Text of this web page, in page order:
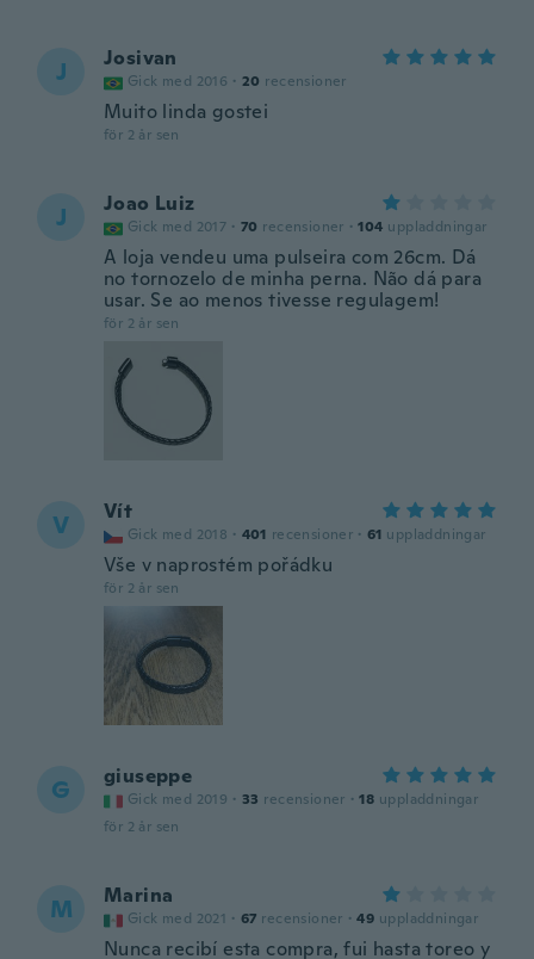
J Josivan
Gick med 2016 · 20 recensioner
Muito linda gostei
för 2 år sen
J Joao Luiz
Gick med 2017 · 70 recensioner · 104 uppladdningar
A loja vendeu uma pulseira com 26cm. Dá
no tornozelo de minha perna. Não dá para
usar. Se ao menos tivesse regulagem!
för 2 år sen
V Vít
Gick med 2018 · 401 recensioner · 61 uppladdningar
Vše v naprostém pořádku
för 2 år sen
G giuseppe
Gick med 2019 · 33 recensioner · 18 uppladdningar
för 2 år sen
M Marina
Gick med 2021 · 67 recensioner · 49 uppladdningar
Nunca recibí esta compra, fui hasta toreo y